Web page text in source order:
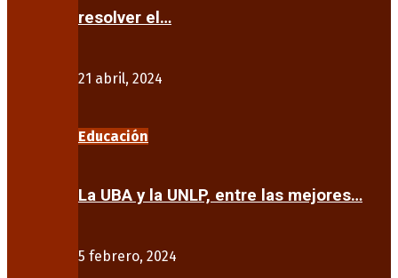
resolver el…
21 abril, 2024
Educación
La UBA y la UNLP, entre las mejores…
5 febrero, 2024